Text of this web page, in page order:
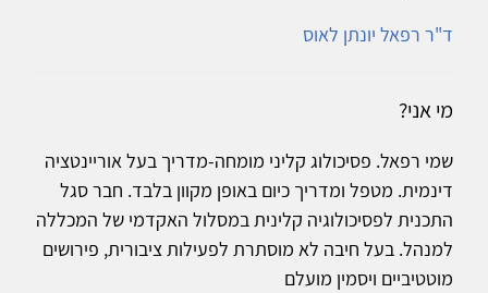
ד"ר רפאל יונתן לאוס
מי אני?
שמי רפאל. פסיכולוג קליני מומחה-מדריך בעל אוריינטציה
דינמית. מטפל ומדריך כיום באופן מקוון בלבד. חבר סגל
התכנית לפסיכולוגיה קלינית במסלול האקדמי של המכללה
למנהל. בעל חיבה לא מוסתרת לפעילות ציבורית, פירושים
מוטטיביים ויסמין מועלם